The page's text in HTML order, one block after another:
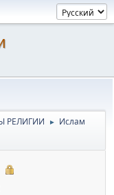
РЕЛИГИИ ► Ислам